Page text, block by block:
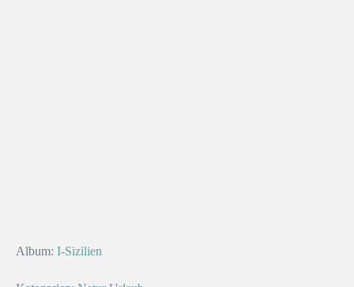
Album: I-Sizilien